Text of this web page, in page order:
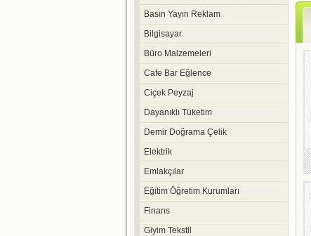
Basın Yayın Reklam
Bilgisayar
Büro Malzemeleri
Cafe Bar Eğlence
Ciçek Peyzaj
Dayanıklı Tüketim
Demir Doğrama Çelik
Elektrik
Emlakçılar
Eğitim Öğretim Kurumları
Finans
Giyim Tekstil